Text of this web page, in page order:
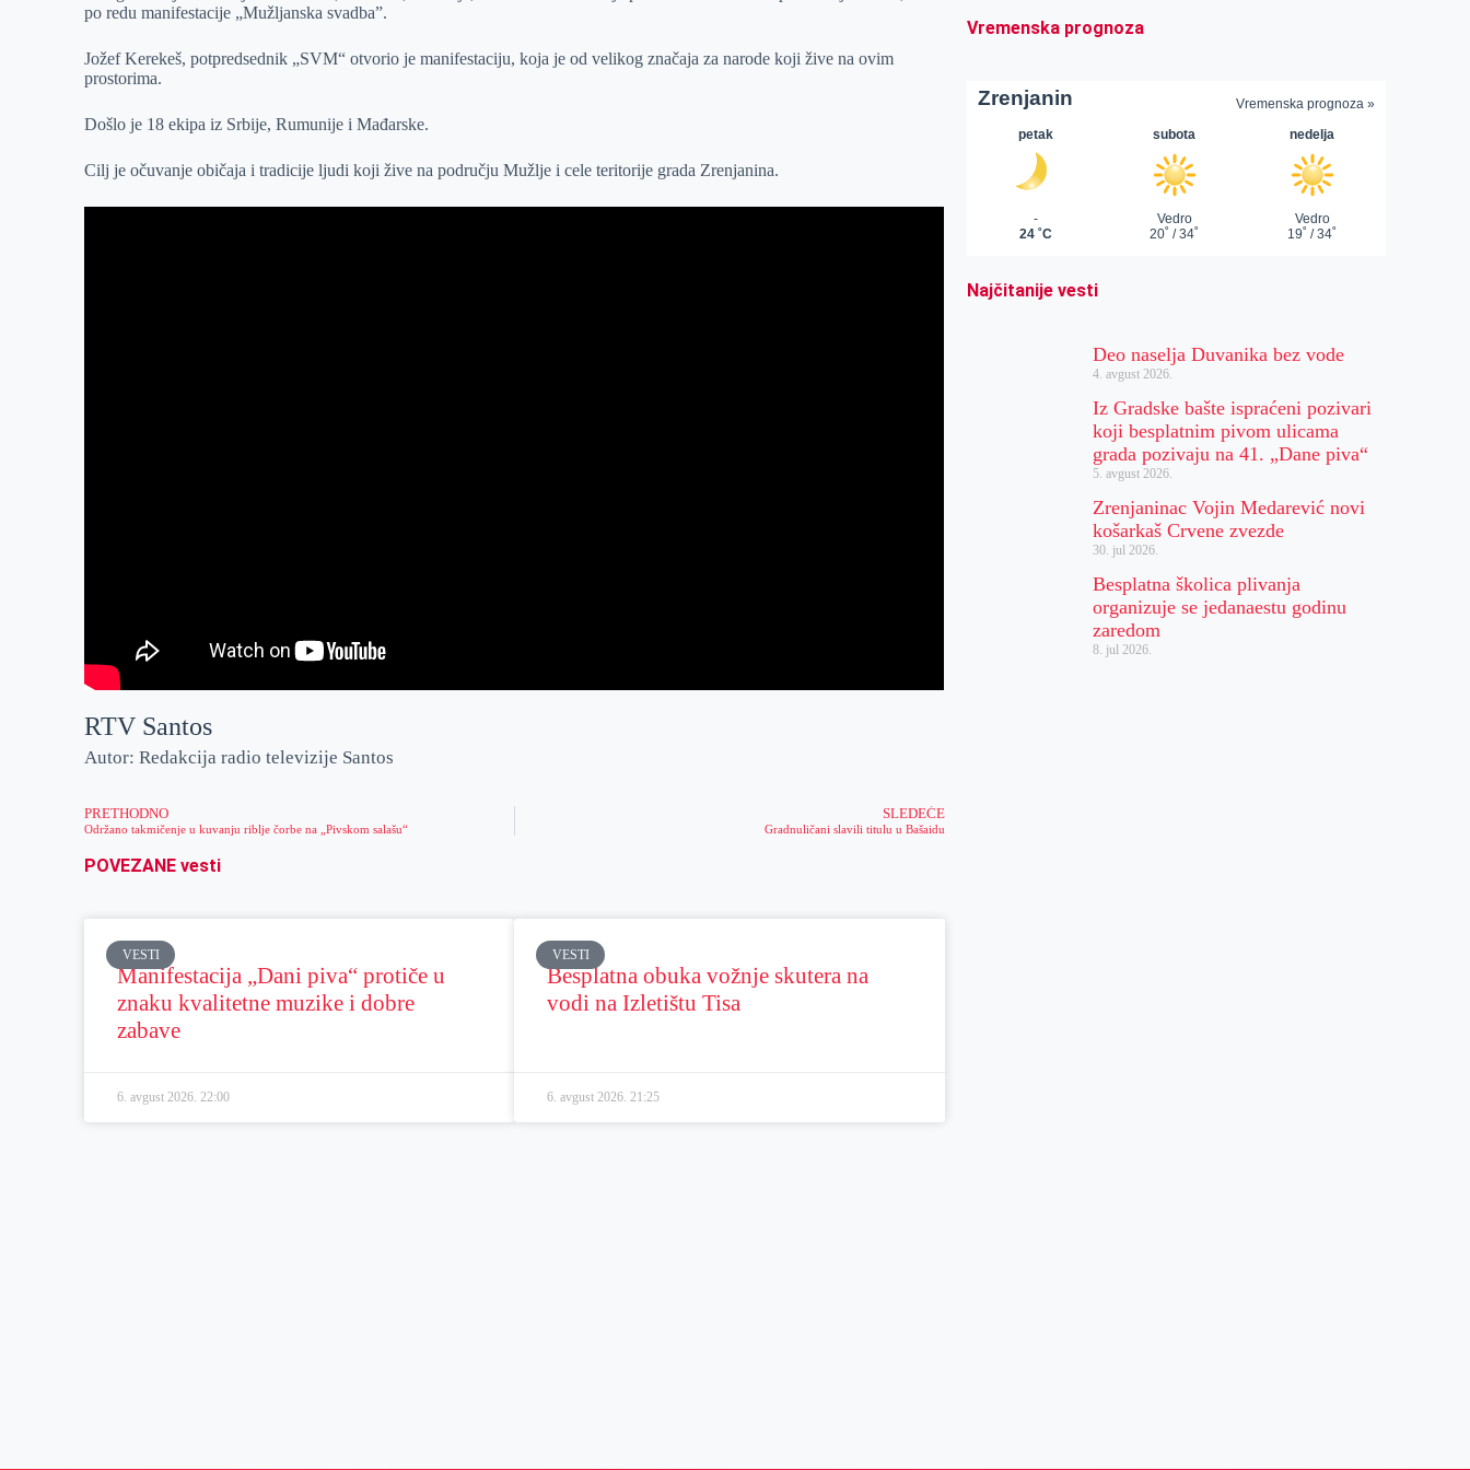
rnA
p
p
i
l
po redu manifestacije „Mužljanska svadba”.
Jožef Kerekeš, potpredsednik „SVM“ otvorio je manifestaciju, koja je od velikog značaja za narode koji žive na ovim
prostorima.
Došlo je 18 ekipa iz Srbije, Rumunije i Mađarske.
Cilj je očuvanje običaja i tradicije ljudi koji žive na području Mužlje i cele teritorije grada Zrenjanina.
RTV Santos
Autor: Redakcija radio televizije Santos
PRETHODNO
Održano takmičenje u kuvanju riblje čorbe na „Pivskom salašu“
SLEDEĆE
Gradnuličani slavili titulu u Bašaidu
POVEZANE vesti
VESTI
Manifestacija „Dani piva“ protiče u
znaku kvalitetne muzike i dobre
zabave
6. avgust 2026.22:00
VESTI
Besplatna obuka vožnje skutera na
vodi na Izletištu Tisa
6. avgust 2026.21:25
Vremenska prognoza
Najčitanije vesti
Deo naselja Duvanika bez vode
4. avgust 2026.
Iz Gradske bašte ispraćeni pozivari
koji besplatnim pivom ulicama
grada pozivaju na 41. „Dane piva“
5. avgust 2026.
Zrenjaninac Vojin Medarević novi
košarkaš Crvene zvezde
30. jul 2026.
Besplatna školica plivanja
organizuje se jedanaestu godinu
zaredom
8. jul 2026.